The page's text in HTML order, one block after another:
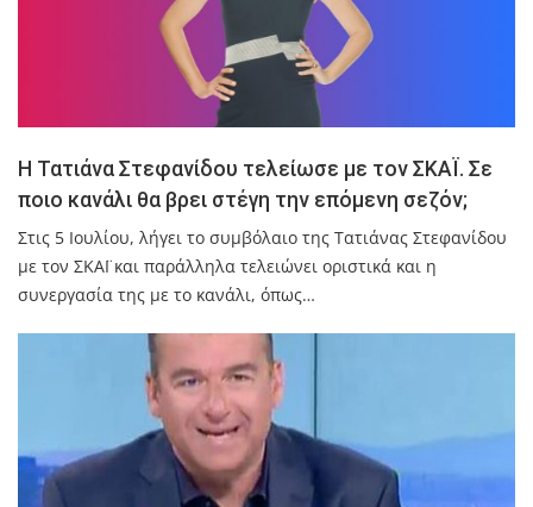
Η Τατιάνα Στεφανίδου τελείωσε με τον ΣΚΑΪ. Σε
ποιο κανάλι θα βρει στέγη την επόμενη σεζόν;
Στις 5 Ιουλίου, λήγει το συμβόλαιο της Τατιάνας Στεφανίδου
με τον ΣΚΑΪ και παράλληλα τελειώνει οριστικά και η
συνεργασία της με το κανάλι, όπως…